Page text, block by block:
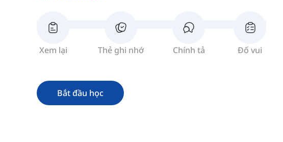
Xem lại Thẻ ghi nhớ Chính tả Đố vui
Bắt đầu học